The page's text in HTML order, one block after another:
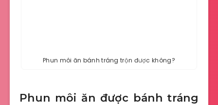
Phun môi ăn bánh tráng trộn được không?
Phun môi ăn được bánh tráng